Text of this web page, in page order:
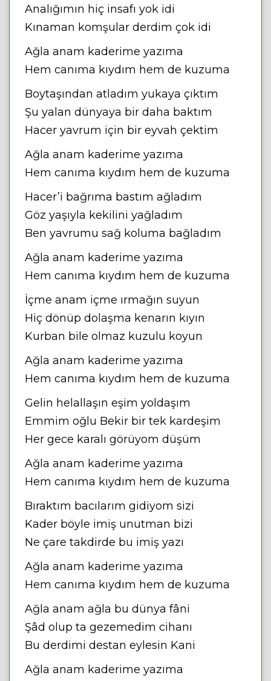
Analığımın hiç insafı yok idi
Kınaman komşular derdim çok idi
Ağla anam kaderime yazıma
Hem canıma kıydım hem de kuzuma
Boytaşından atladım yukaya çıktım
Şu yalan dünyaya bir daha baktım
Hacer yavrum için bir eyvah çektim
Ağla anam kaderime yazıma
Hem canıma kıydım hem de kuzuma
Hacer’i bağrıma bastım ağladım
Göz yaşıyla kekilini yağladım
Ben yavrumu sağ koluma bağladım
Ağla anam kaderime yazıma
Hem canıma kıydım hem de kuzuma
İçme anam içme ırmağın suyun
Hiç dönüp dolaşma kenarın kıyın
Kurban bile olmaz kuzulu koyun
Ağla anam kaderime yazıma
Hem canıma kıydım hem de kuzuma
Gelin helallaşın eşim yoldaşım
Emmim oğlu Bekir bir tek kardeşim
Her gece karalı görüyom düşüm
Ağla anam kaderime yazıma
Hem canıma kıydım hem de kuzuma
Bıraktım bacılarım gidiyom sizi
Kader böyle imiş unutman bizi
Ne çare takdirde bu imiş yazı
Ağla anam kaderime yazıma
Hem canıma kıydım hem de kuzuma
Ağla anam ağla bu dünya fâni
Şâd olup ta gezemedim cihanı
Bu derdimi destan eylesin Kani
Ağla anam kaderime yazıma